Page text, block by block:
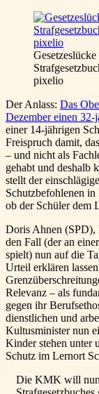
pixelio
Der Anlass: Das
Dezember einen
einer 14-jährigen
Freispruch damit,
– und nicht als
gehabt und deshalb
stellt der
Schutzbefohlenen in
ob der Schüler dem
Doris Ahnen (SPD),
den Fall (der an
spielt) nun auf die
Urteil erklären
Relevanz – als
gegen ihr
dienstlichen und
Kultusminister nun
Kinder stehen unter
Schutz im Lernort
Die KMK will nun